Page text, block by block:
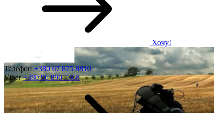
Хочу!
Телефон+380 67 875 8810
Viber+380 96 890 7368